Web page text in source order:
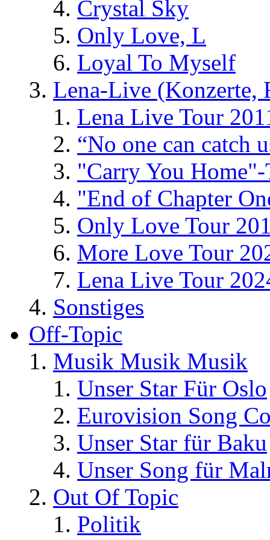
Crystal Sky
Only Love, L
Loyal To Myself
Lena-Live (Konzerte,
Lena Live Tour
“No one can catch
"Carry You
"End of Chapter
Only Love Tour
More Love Tour
Lena Live Tour
Sonstiges
Off-Topic
Musik Musik Musik
Unser Star Für Oslo
Eurovision Song
Unser Star für Baku
Unser Song für
Out Of Topic
Politik